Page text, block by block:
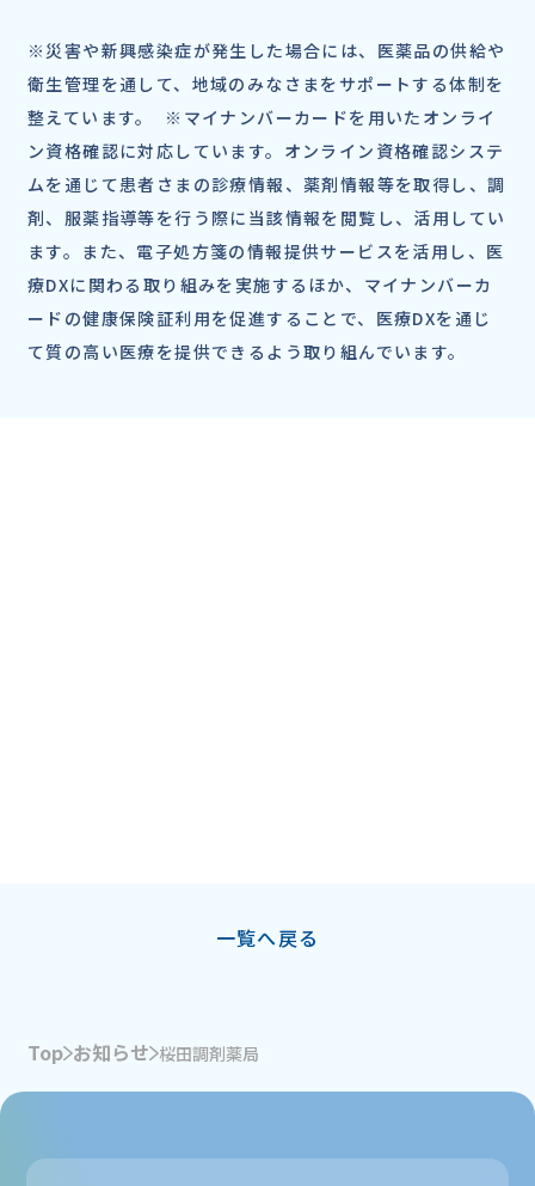
※災害や新興感染症が発生した場合には、医薬品の供給や
衛生管理を通して、地域のみなさまをサポートする体制を
整えています。 ※マイナンバーカードを用いたオンライ
ン資格確認に対応しています。オンライン資格確認システ
ムを通じて患者さまの診療情報、薬剤情報等を取得し、調
剤、服薬指導等を行う際に当該情報を閲覧し、活用してい
ます。また、電子処方箋の情報提供サービスを活用し、医
療DXに関わる取り組みを実施するほか、マイナンバーカ
ードの健康保険証利用を促進することで、医療DXを通じ
て質の高い医療を提供できるよう取り組んでいます。
一覧へ戻る
Top お知らせ 桜田調剤薬局